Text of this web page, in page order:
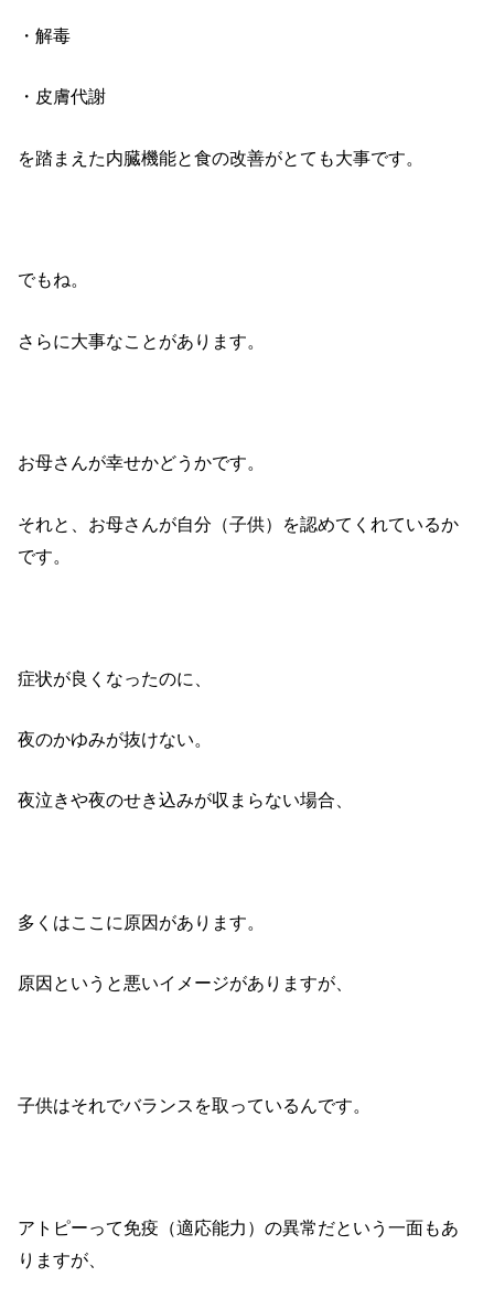
・解毒
・皮膚代謝
を踏まえた内臓機能と食の改善がとても大事です。
でもね。
さらに大事なことがあります。
お母さんが幸せかどうかです。
それと、お母さんが自分（子供）を認めてくれているか
です。
症状が良くなったのに、
夜のかゆみが抜けない。
夜泣きや夜のせき込みが収まらない場合、
多くはここに原因があります。
原因というと悪いイメージがありますが、
子供はそれでバランスを取っているんです。
アトピーって免疫（適応能力）の異常だという一面もあ
りますが、